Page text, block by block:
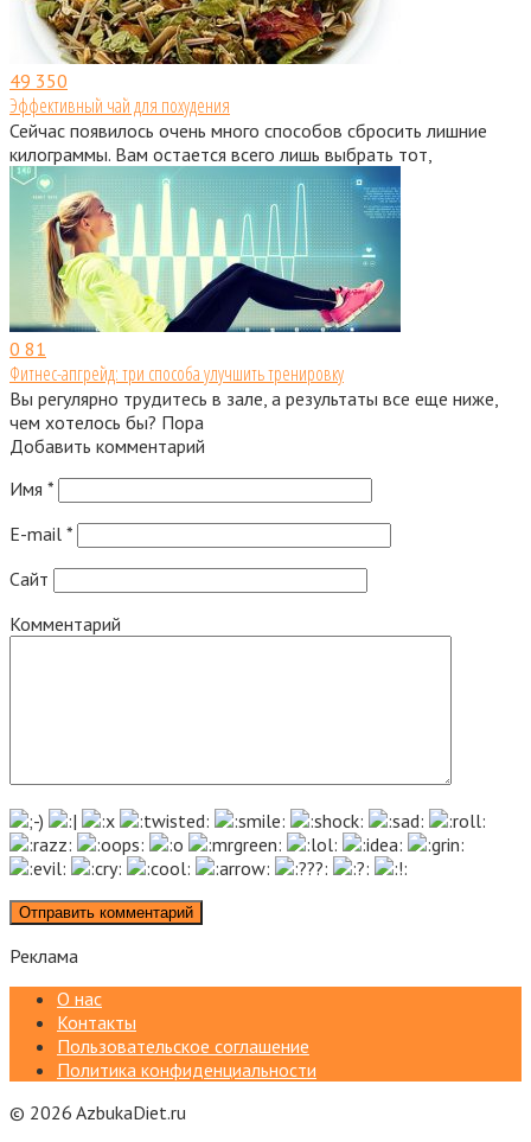
49 350
Эффективный чай для похудения
Сейчас появилось очень много способов сбросить лишние
килограммы. Вам остается всего лишь выбрать тот,
0 81
Фитнес-апгрейд: три способа улучшить тренировку
Вы регулярно трудитесь в зале, а результаты все еще ниже,
чем хотелось бы? Пора
Добавить комментарий
Имя *
E-mail *
Сайт
Комментарий
Реклама
О нас
Контакты
Пользовательское соглашение
Политика конфиденциальности
© 2026 AzbukaDiet.ru